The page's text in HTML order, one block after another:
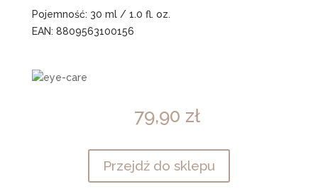
Pojemność: 30 ml / 1.0 fl. oz.
EAN: 8809563100156
79,90 zł
Przejdź do sklepu